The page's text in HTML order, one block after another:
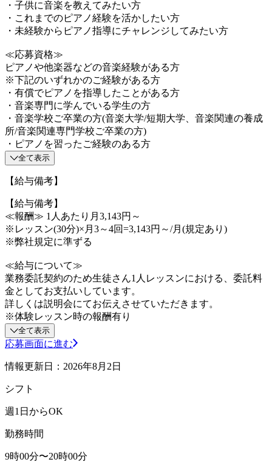
・子供に音楽を教えてみたい方
・これまでのピアノ経験を活かしたい方
・未経験からピアノ指導にチャレンジしてみたい方
≪応募資格≫
ピアノや他楽器などの音楽経験がある方
※下記のいずれかのご経験がある方
・有償でピアノを指導したことがある方
・音楽専門に学んでいる学生の方
・音楽学校ご卒業の方(音楽大学/短期大学、音楽関連の養成
所/音楽関連専門学校ご卒業の方)
・ピアノを習ったご経験のある方
全て表示
【給与備考】
【給与備考】
≪報酬≫ 1人あたり月3,143円～
※レッスン(30分)×月3～4回=3,143円～/月(規定あり)
※弊社規定に準ずる
≪給与について≫
業務委託契約のため生徒さん1人レッスンにおける、委託料
金としてお支払いしています。
詳しくは説明会にてお伝えさせていただきます。
※体験レッスン時の報酬有り
全て表示
応募画面に進む
情報更新日：2026年8月2日
シフト
週1日からOK
勤務時間
9時00分〜20時00分